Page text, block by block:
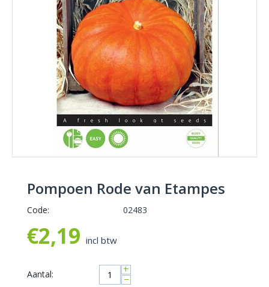
Pompoen Rode van Etampes
Code: 02483
€2,19 incl btw
Aantal: +
−